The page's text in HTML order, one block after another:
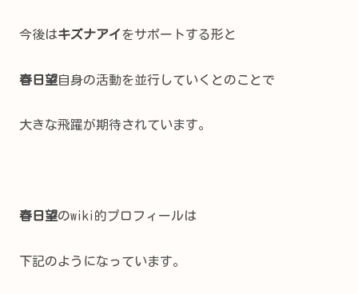
今後はキズナアイをサポートする形と
春日望自身の活動を並行していくとのことで
大きな飛躍が期待されています。
春日望のwiki的プロフィールは
下記のようになっています。